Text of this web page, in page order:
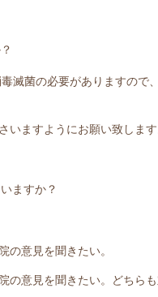
滅菌の必要がありますので
いますようにお願い致します
ますか？
の意見を聞きたい。
意見を聞きたい。どちらも